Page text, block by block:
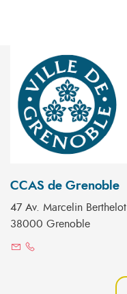
CCAS de Grenoble
47 Av. Marcelin Berthelot
38000 Grenoble